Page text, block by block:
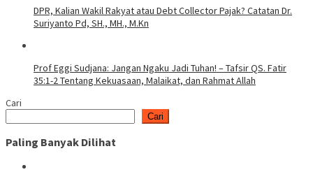
DPR, Kalian Wakil Rakyat atau Debt Collector Pajak? Catatan Dr.
Suriyanto Pd, SH., MH., M.Kn
Prof Eggi Sudjana: Jangan Ngaku Jadi Tuhan! – Tafsir QS. Fatir
35:1-2 Tentang Kekuasaan, Malaikat, dan Rahmat Allah
Cari
Cari
Paling Banyak Dilihat